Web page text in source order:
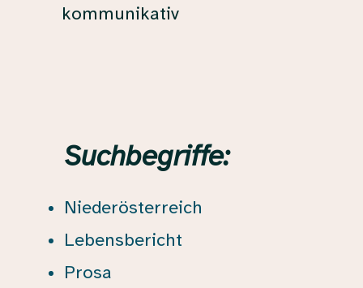
kommunikativ
Suchbegriffe:
Niederösterreich
Lebensbericht
Prosa